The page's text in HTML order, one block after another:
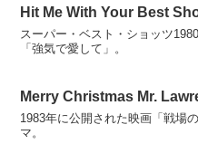
Hit Me With Your Best
スーパー・ベスト・ショッツ
「強気で愛して」。
1983年に公開された映画「戦場
マ。